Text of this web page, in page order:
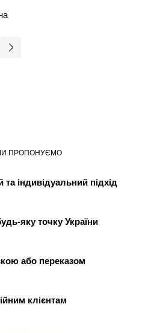
ПРОПОНУЄМО
індивідуальний підхід
яку точку України
або переказом
клієнтам